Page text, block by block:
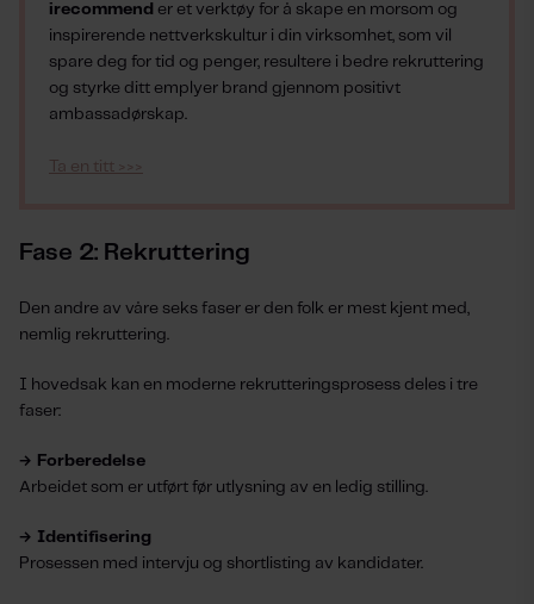
irecommend er et verktøy for å skape en morsom og
inspirerende nettverkskultur i din virksomhet, som vil
spare deg for tid og penger, resultere i bedre rekruttering
og styrke ditt emplyer brand gjennom positivt
ambassadørskap.
Ta en titt >>>
Fase 2: Rekruttering
Den andre av våre seks faser er den folk er mest kjent med,
nemlig rekruttering.
I hovedsak kan en moderne rekrutteringsprosess deles i tre
faser:
→ Forberedelse
Arbeidet som er utført før utlysning av en ledig stilling.
→ Identifisering
Prosessen med intervju og shortlisting av kandidater.